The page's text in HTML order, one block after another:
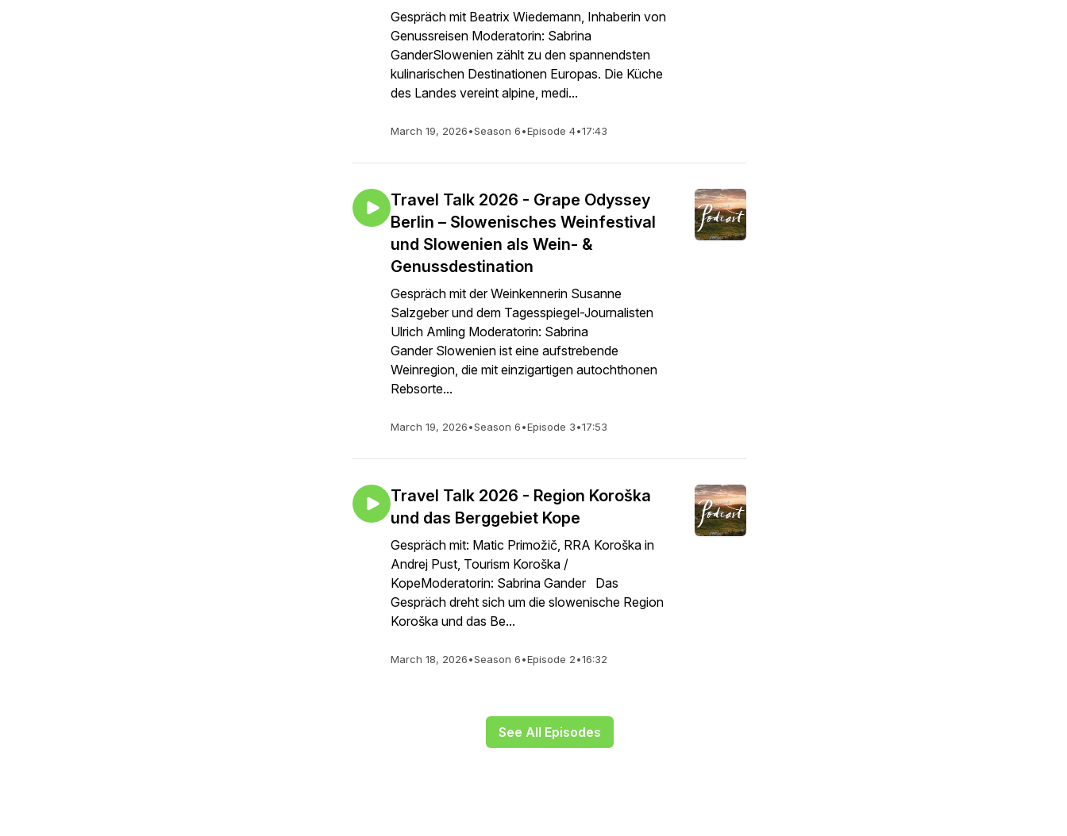
Gespräch mit Beatrix Wiedemann, Inhaberin von
Genussreisen Moderatorin: Sabrina
GanderSlowenien zählt zu den spannendsten
kulinarischen Destinationen Europas. Die Küche
des Landes vereint alpine, medi...
March 19, 2026•Season 6•Episode 4•17:43
Travel Talk 2026 - Grape Odyssey
Berlin – Slowenisches Weinfestival
und Slowenien als Wein- &
Genussdestination
Gespräch mit der Weinkennerin Susanne
Salzgeber und dem Tagesspiegel-Journalisten
Ulrich Amling Moderatorin: Sabrina
Gander Slowenien ist eine aufstrebende
Weinregion, die mit einzigartigen autochthonen
Rebsorte...
March 19, 2026•Season 6•Episode 3•17:53
Travel Talk 2026 - Region Koroška
und das Berggebiet Kope
Gespräch mit: Matic Primožič, RRA Koroška in
Andrej Pust, Tourism Koroška /
KopeModeratorin: Sabrina Gander Das
Gespräch dreht sich um die slowenische Region
Koroška und das Be...
March 18, 2026•Season 6•Episode 2•16:32
See All Episodes